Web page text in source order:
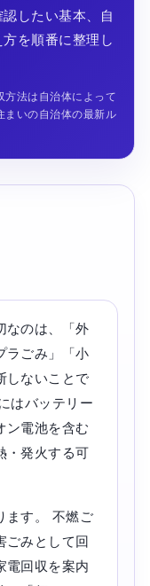
したい基本、自
を順番に整理し
法は自治体によって
まいの自治体の最新ル
なのは、「外
ラごみ」「小
しないことで
はバッテリー
ン電池を含む
・発火する可
ます。 不燃ご
ごみとして回
電回収を案内